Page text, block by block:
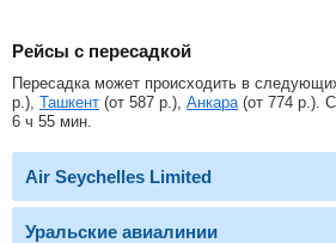
Рейсы с пересадкой
Пересадка может происходить в
р. ), Ташкент (от 587 р. ), Анкара (от 774 р. ).
6 ч 55 мин.
Air Seychelles Limited
Уральские авиалинии